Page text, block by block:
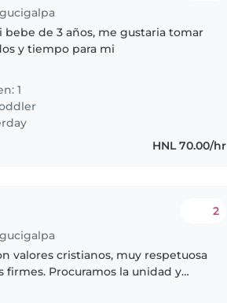
de 3 años, me gustaria tomar
y tiempo para mi
1
HNL 70.00/hr
2
valores cristianos, muy respetuosa
firmes. Procuramos la unidad y